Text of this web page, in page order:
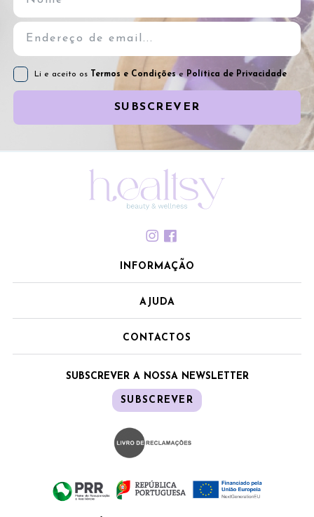
Li e aceito os Termos e Condiçõese Política de Privacidade
SUBSCREVER
INFORMAÇÃO
AJUDA
CONTACTOS
SUBSCREVER A NOSSA NEWSLETTER
SUBSCREVER